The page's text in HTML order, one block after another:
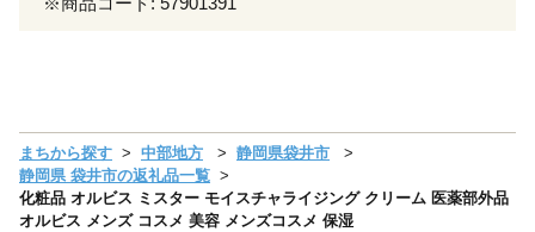
まちから探す 中部地方
静岡県袋井市
静岡県 袋井市の返礼品一覧
化粧品 オルビス ミスター モイスチャライジング クリーム 医薬部外品
オルビス メンズ コスメ 美容 メンズコスメ 保湿